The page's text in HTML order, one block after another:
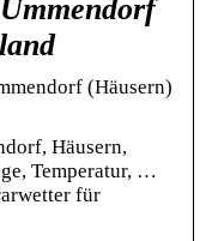
(Häusern)
Häusern,
Temperatur, …
für